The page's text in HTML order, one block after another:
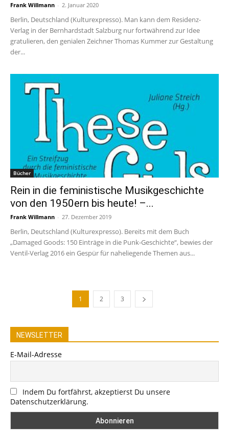
Frank Willmann - 2. Januar 2020
Berlin, Deutschland (Kulturexpresso). Man kann dem Residenz-
Verlag in der Bernhardstadt Salzburg nur fortwährend zur Idee
gratulieren, den genialen Zeichner Thomas Kummer zur Gestaltung
der...
Bücher
Rein in die feministische Musikgeschichte
von den 1950ern bis heute! –...
Frank Willmann - 27. Dezember 2019
Berlin, Deutschland (Kulturexpresso). Bereits mit dem Buch
„Damaged Goods: 150 Einträge in die Punk-Geschichte“, bewies der
Ventil-Verlag 2016 ein Gespür für naheliegende Themen aus...
1 2 3
NEWSLETTER
E-Mail-Adresse
Indem Du fortfährst, akzeptierst Du unsere
Datenschutzerklärung.